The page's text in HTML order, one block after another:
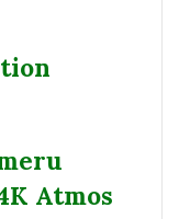
Atmos